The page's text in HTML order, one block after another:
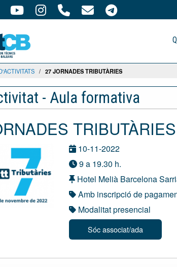
/ 27 JORNADES TRIBUTÀRIES
- Aula formativa
TRIBUTÀRIES
10-11-2022
9 a 19.30 h.
Hotel Melià Barcelona
Amb inscripció de
Modalitat presencial
Sóc associat/ada